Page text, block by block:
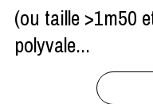
(ou taille >1m50
polyvale...